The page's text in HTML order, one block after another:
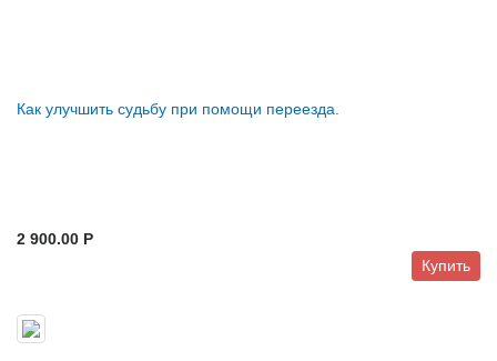
Как улучшить судьбу при помощи переезда.
2 900.00 P
Купить